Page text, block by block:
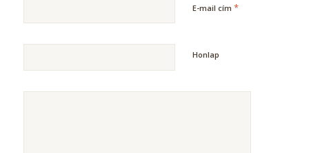
E-mail cím *
Honlap